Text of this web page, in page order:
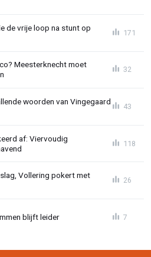
de vrije loop na stunt op
171
Meesterknecht moet
32
woorden van Vingegaard
43
af: Viervoudig
118
Vollering pokert met
26
blijft leider 7